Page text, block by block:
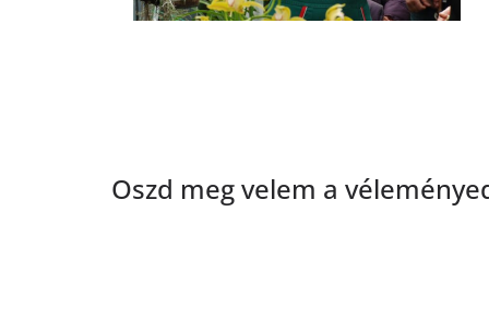
Oszd meg velem a